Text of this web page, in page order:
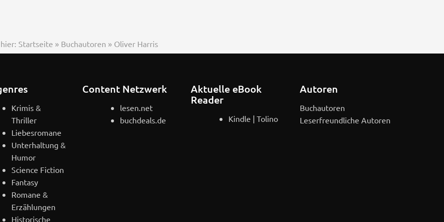
Startseite » Buchautoren » Oliver Harris
Krimis &
Thriller
Liebesromane
Unterhaltung &
Humor
Science Fiction
Fantasy
Romane &
Erzählungen
Historische
Content Netzwerk
lesen.net
buchdeals.de
Aktuelle eBook
Reader
Kindle |Tolino
Autoren
Buchautoren
Leserfreundliche Autoren